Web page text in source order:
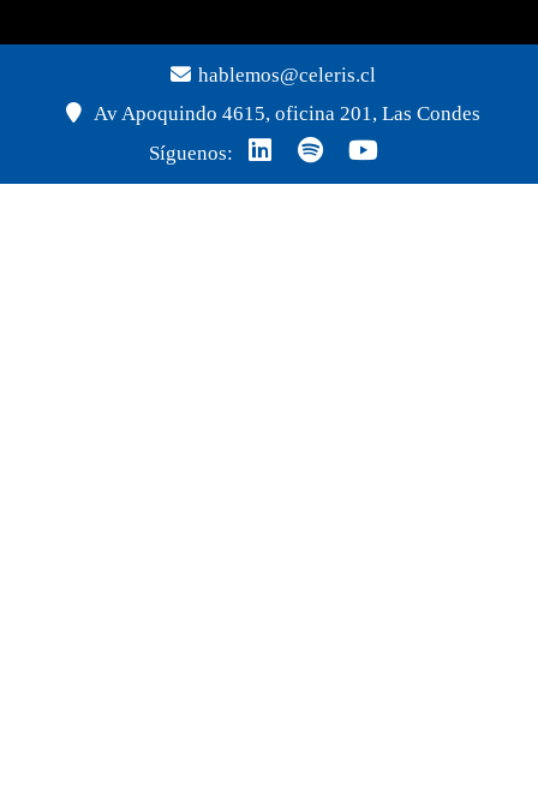
hablemos@celeris.cl
Av Apoquindo 4615, oficina 201, Las Condes
Síguenos: